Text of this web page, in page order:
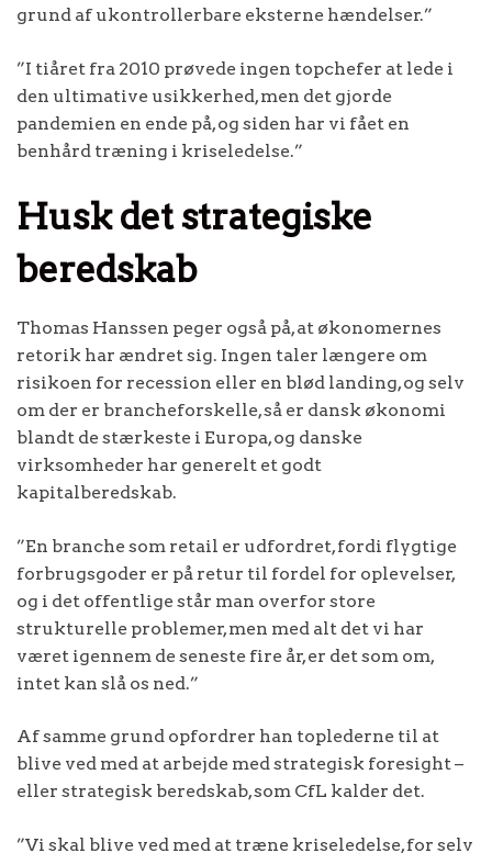
grund af ukontrollerbare eksterne hændelser.”
”I tiåret fra 2010 prøvede ingen topchefer at lede i
den ultimative usikkerhed, men det gjorde
pandemien en ende på, og siden har vi fået en
benhård træning i kriseledelse.”
Husk det strategiske
beredskab
Thomas Hanssen peger også på, at økonomernes
retorik har ændret sig. Ingen taler længere om
risikoen for recession eller en blød landing, og selv
om der er brancheforskelle, så er dansk økonomi
blandt de stærkeste i Europa, og danske
virksomheder har generelt et godt
kapitalberedskab.
”En branche som retail er udfordret, fordi flygtige
forbrugsgoder er på retur til fordel for oplevelser,
og i det offentlige står man overfor store
strukturelle problemer, men med alt det vi har
været igennem de seneste fire år, er det som om,
intet kan slå os ned.”
Af samme grund opfordrer han toplederne til at
blive ved med at arbejde med strategisk foresight –
eller strategisk beredskab, som CfL kalder det.
”Vi skal blive ved med at træne kriseledelse, for selv